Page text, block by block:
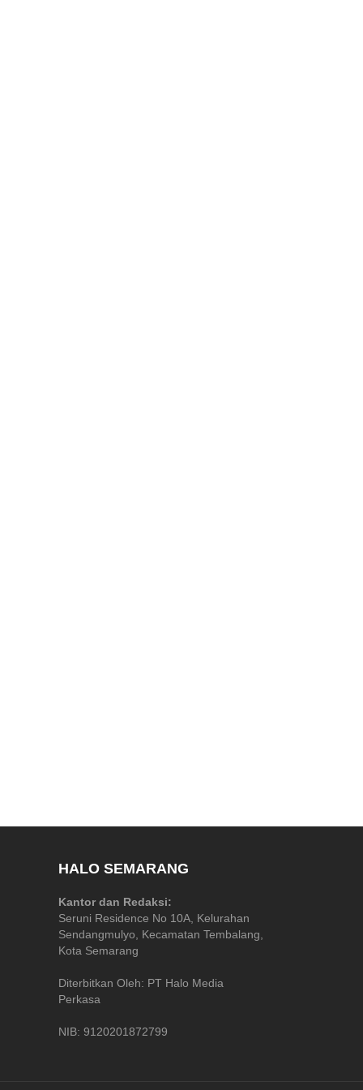
HALO SEMARANG
Kantor dan Redaksi:
Seruni Residence No 10A, Kelurahan
Sendangmulyo, Kecamatan Tembalang,
Kota Semarang
Diterbitkan Oleh: PT Halo Media
Perkasa
NIB: 9120201872799